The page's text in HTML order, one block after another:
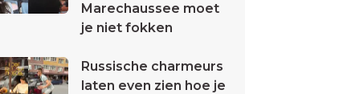
Marechaussee moet
je niet fokken
Russische charmeurs
laten even zien hoe je